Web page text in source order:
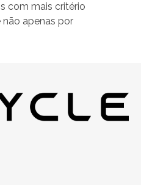
com mais critério
apenas por